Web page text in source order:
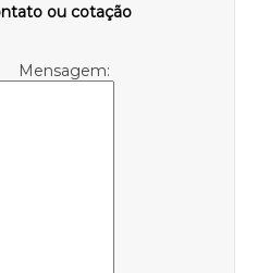
ou cotação
Mensagem: